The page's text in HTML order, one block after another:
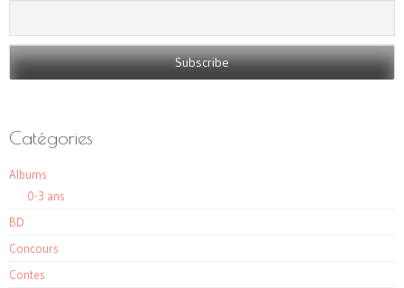
Catégories
Albums
0-3 ans
BD
Concours
Contes